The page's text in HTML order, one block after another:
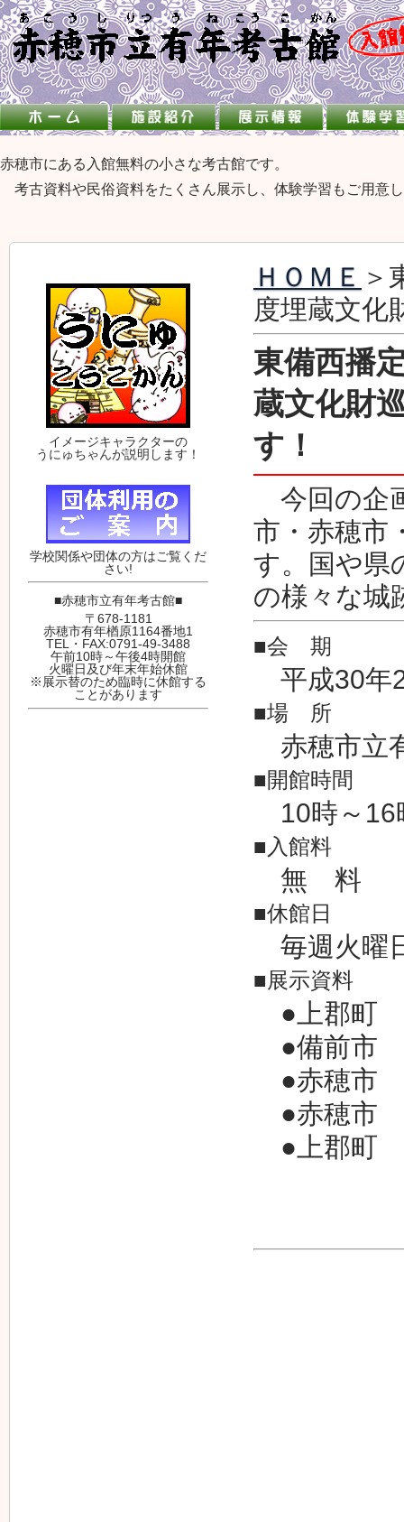
赤穂市にある入館無料の小さな考古館です。
考古資料や民俗資料をたくさん展示し、体験学習もご用意
ＨＯＭＥ ＞
度埋蔵文化
東備西播
蔵文化財
す！
今回の企
市・赤穂市
す。国や県
の様々な城
■会 期
平成30年
■場 所
赤穂市立
■開館時間
10時～16
■入館料
無 料
■休館日
毎週火曜
■展示資料
●上郡町
●備前市
●赤穂市
●赤穂市
●上郡町
イメージキャラクターの
うにゅちゃんが説明します！
学校関係や団体の方はご覧くだ
さい!
■赤穂市立有年考古館■
〒678-1181
赤穂市有年楢原1164番地1
TEL・FAX:0791-49-3488
午前10時～午後4時開館
火曜日及び年末年始休館
※展示替のため臨時に休館する
ことがあります